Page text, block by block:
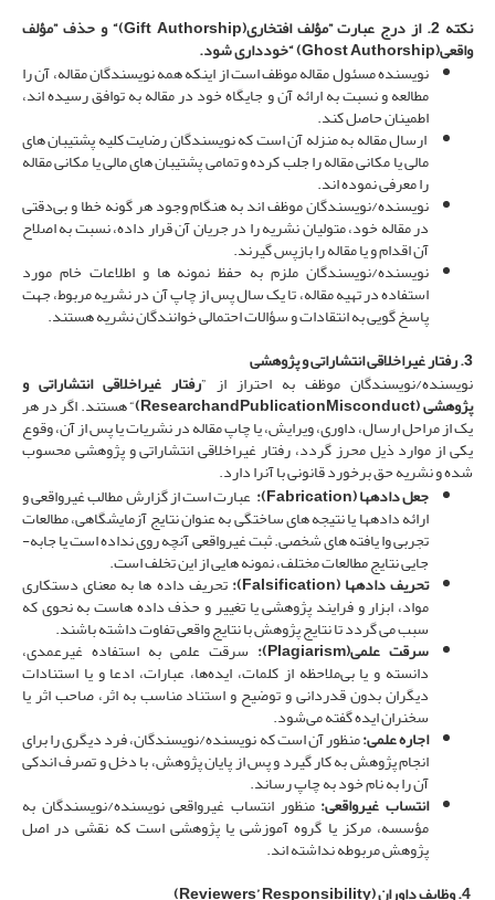
نکته 2.
از درج عبارت ”مؤلف افتخاری(Gift Authorship)“ و حذف ”مؤلف
واقعی(Ghost Authorship
)“خودداری شود.
نویسنده مسئول مقاله موظف است از اینکه همه نویسندگان مقاله، آن ­را
مطالعه و نسبت به ارائه آن و جایگاه خود در مقاله به توافق رسیده اند،
اطمینان حاصل کند.
ارسال مقاله به منزله آن است که نویسندگان رضایت کلیه پشتیبان­ های
مالی یا مکانی مقاله را جلب کرده و تمامی پشتیبان­ های مالی یا مکانی مقاله
را معرفی نموده­ اند.
نویسنده/نویسندگان موظف ­اند به­ هنگام وجود هر گونه خطا و بی‌دقتی
در مقاله خود، متولیان نشریه را در جریان آن قرار داده، نسبت به اصلاح
آن اقدام و یا مقاله را بازپس گیرند.
نویسنده/نویسندگان ملزم به حفظ نمونه­ ها و اطلاعات خام مورد
استفاده در تهیه مقاله، تا یک سال پس از چاپ آن در نشریه مربوط، جهت
پاسخ گویی به انتقادات و سؤالات احتمالی خوانندگان نشریه هستند.
3. رفتار غیراخلاقی انتشاراتی و پژوهشی
نویسنده/نویسندگان موظف به احتراز از ”رفتار غیراخلاقی انتشاراتی و
پژوهشی(
ResearchandPublicationMisconduct
)“ هستند. اگر در هر
یک از مراحل ارسال، داوری، ویرایش، یا چاپ مقاله در نشریات یا پس از آن، وقوع
یکی از موارد ذیل محرز گردد، رفتار غیراخلاقی انتشاراتی و پژوهشی محسوب
شده و نشریه حق برخورد قانونی با آن­را دارد.
جعل داده­ها(Fabrication): عبارت است از گزارش مطالب غیر­واقعی و
ارائه داده­ها یا نتیجه­ های ساختگی به عنوان نتایج آزمایشگاهی، مطالعات
تجربی وا یافته­ های شخصی. ثبت غیرواقعی آنچه روی نداده است یا جابه­
جایی نتایج مطالعات مختلف، نمونه­ هایی از این تخلف است.
تحریف داده­ها(Falsification): تحریف داده­ ها به­ معنای دستکاری
مواد، ابزار و فرایند پژوهشی یا تغییر و حذف داده­ هاست به­ نحوی که
سبب می­ گردد تا نتایج پژوهش با نتایج واقعی تفاوت داشته­ باشند.
سرقت علمی(Plagiarism): سرقت علمی به استفاده غیرعمدی،
دانسته و یا بی‌ملاحظه از کلمات، ایده‌ها، عبارات، ادعا و یا استنادات
دیگران بدون قدردانی و توضیح و استناد مناسب به اثر، صاحب اثر یا
سخنران ایده گفته می‌شود.
اجاره علمی:منظور آن است که نویسنده/نویسندگان، فرد دیگری را برای
انجام پژوهش به کار گیرد و پس از پایان پژوهش، با دخل و تصرف اندکی
آن را به نام خود به چاپ رساند.
انتساب غیرواقعی: منظور انتساب غیرواقعی نویسنده/نویسندگان به
مؤسسه، مرکز یا گروه آموزشی یا پژوهشی است که نقشی در اصل
پژوهش مربوطه نداشته­ اند.
4. وظایف داوران
(
Reviewers’ Responsibility
)